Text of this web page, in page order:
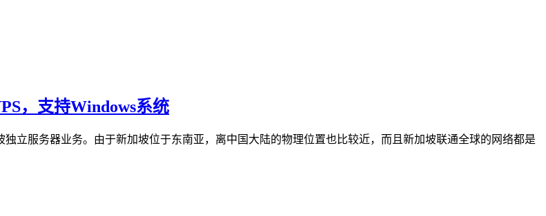
，支持Windows系统
立服务器业务。由于新加坡位于东南亚，离中国大陆的物理位置也比较近，而且新加坡联通全球的网络都是